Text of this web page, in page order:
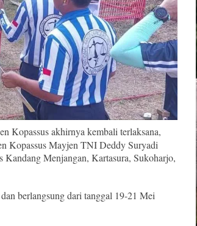
Kopassus akhirnya kembali terlaksana,
Kopassus Mayjen TNI Deddy Suryadi
Kandang Menjangan, Kartasura, Sukoharjo,
berlangsung dari tanggal 19-21 Mei